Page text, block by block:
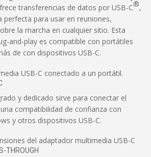
transferencias de datos por USB-C®,
perfecta para usar en reuniones,
la marcha en cualquier sitio. Esta
and-play es compatible con portátiles
de con dispositivos USB-C.
y dedicado sirve para conectar el
compatibilidad de confianza con
y otros dispositivos USB-C.
THROUGH